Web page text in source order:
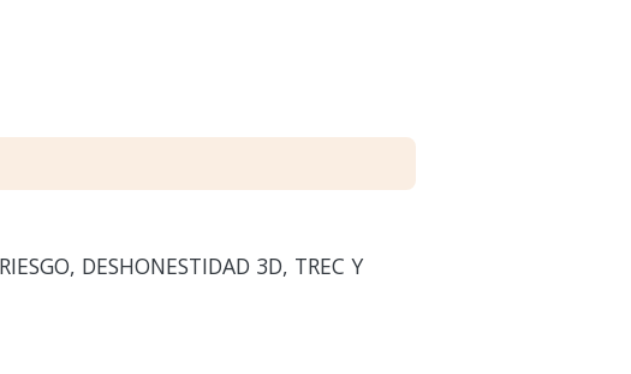
DESHONESTIDAD 3D, TREC Y